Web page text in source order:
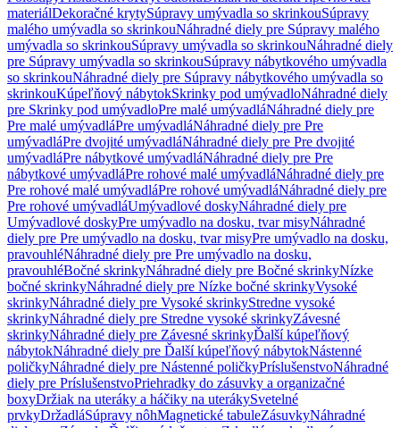
materiálDekoračné krytySúpravy umývadla so skrinkouSúpravy
malého umývadla so skrinkouNáhradné diely pre Súpravy malého
umývadla so skrinkouSúpravy umývadla so skrinkouNáhradné diely
pre Súpravy umývadla so skrinkouSúpravy nábytkového umývadla
so skrinkouNáhradné diely pre Súpravy nábytkového umývadla so
skrinkouKúpeľňový nábytokSkrinky pod umývadloNáhradné diely
pre Skrinky pod umývadloPre malé umývadláNáhradné diely pre
Pre malé umývadláPre umývadláNáhradné diely pre Pre
umývadláPre dvojité umývadláNáhradné diely pre Pre dvojité
umývadláPre nábytkové umývadláNáhradné diely pre Pre
nábytkové umývadláPre rohové malé umývadláNáhradné diely pre
Pre rohové malé umývadláPre rohové umývadláNáhradné diely pre
Pre rohové umývadláUmývadlové doskyNáhradné diely pre
Umývadlové doskyPre umývadlo na dosku, tvar misyNáhradné
diely pre Pre umývadlo na dosku, tvar misyPre umývadlo na dosku,
pravouhléNáhradné diely pre Pre umývadlo na dosku,
pravouhléBočné skrinkyNáhradné diely pre Bočné skrinkyNízke
bočné skrinkyNáhradné diely pre Nízke bočné skrinkyVysoké
skrinkyNáhradné diely pre Vysoké skrinkyStredne vysoké
skrinkyNáhradné diely pre Stredne vysoké skrinkyZávesné
skrinkyNáhradné diely pre Závesné skrinkyĎalší kúpeľňový
nábytokNáhradné diely pre Ďalší kúpeľňový nábytokNástenné
poličkyNáhradné diely pre Nástenné poličkyPríslušenstvoNáhradné
diely pre PríslušenstvoPriehradky do zásuvky a organizačné
boxyDržiak na uteráky a háčiky na uterákySvetelné
prvkyDržadláSúpravy nôhMagnetické tabuleZásuvkyNáhradné